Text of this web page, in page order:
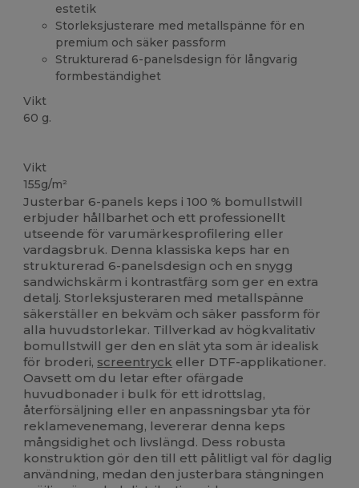
estetik
Storleksjusterare med metallspänne för en
premium och säker passform
Strukturerad 6-panelsdesign för långvarig
formbeständighet
Vikt
60 g.
Vikt
155g/m²
Justerbar 6-panels keps i 100 % bomullstwill
erbjuder hållbarhet och ett professionellt
utseende för varumärkesprofilering eller
vardagsbruk. Denna klassiska keps har en
strukturerad 6-panelsdesign och en snygg
sandwichskärm i kontrastfärg som ger en extra
detalj. Storleksjusteraren med metallspänne
säkerställer en bekväm och säker passform för
alla huvudstorlekar. Tillverkad av högkvalitativ
bomullstwill ger den en slät yta som är idealisk
för broderi, screentryck eller DTF-applikationer.
Oavsett om du letar efter ofärgade
huvudbonader i bulk för ett idrottslag,
återförsäljning eller en anpassningsbar yta för
reklamevenemang, levererar denna keps
mångsidighet och livslängd. Dess robusta
konstruktion gör den till ett pålitligt val för daglig
användning, medan den justerbara stängningen